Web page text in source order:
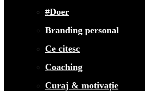
#Doer
Branding personal
Ce citesc
Coaching
Curaj & motivație